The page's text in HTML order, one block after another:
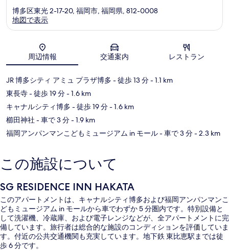
地図
博多区東光 2-17-20, 福岡市, 福岡県, 812-0008
地図で表示
周辺情報 交通案内 レストラン
JR 博多シティ アミュ プラザ博多 - 徒歩 13 分- 1.1 km
東長寺- 徒歩 19 分- 1.6 km
キャナルシティ博多 - 徒歩 19 分- 1.6 km
櫛田神社 - 車で 3 分- 1.9 km
福岡アンパンマンこどもミュージアム in モール- 車で 3 分- 2.3 km
この施設について
SG RESIDENCE INN HAKATA
このアパートメントは、キャナルシティ博多および福岡アンパンマンこ
どもミュージアム in モールから車でわずか 5 分圏内です。特別設備と
して洗濯機、冷蔵庫、および電子レンジなどが、全アパートメントに完
備しています。旅行者は総合的な施設のコンディションを評価していま
す。付近の公共交通機関も充実しています。地下鉄 東比恵駅までは徒
歩 6 分です。